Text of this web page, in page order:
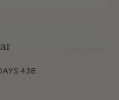
438